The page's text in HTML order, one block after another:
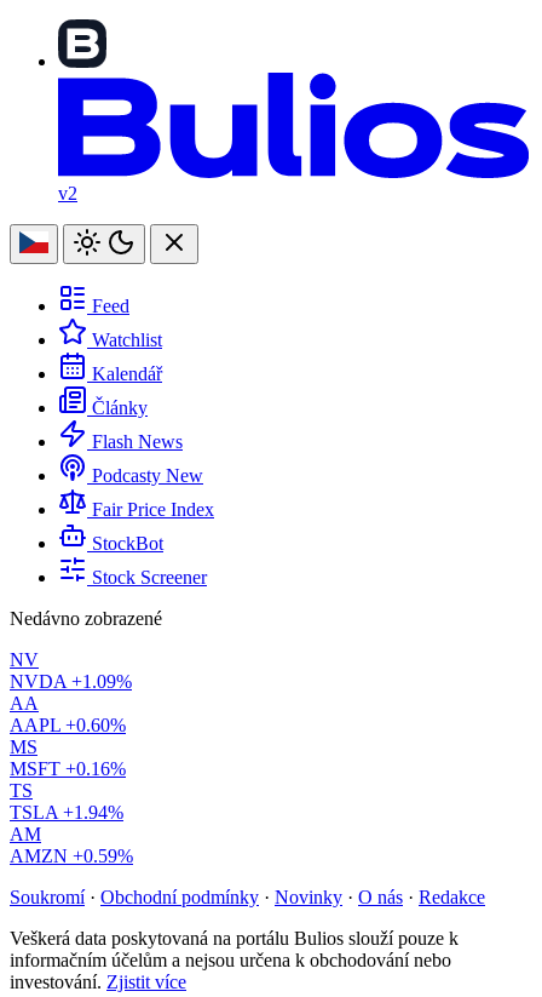
v2
Feed
Watchlist
Kalendář
Články
Flash News
Podcasty New
Fair Price Index
StockBot
Stock Screener
Nedávno zobrazené
NV
NVDA +1.09%
AA
AAPL +0.60%
MS
MSFT +0.16%
TS
TSLA +1.94%
AM
AMZN +0.59%
Soukromí · Obchodní podmínky · Novinky · O nás · Redakce
Veškerá data poskytovaná na portálu Bulios slouží pouze k
informačním účelům a nejsou určena k obchodování nebo
investování. Zjistit více